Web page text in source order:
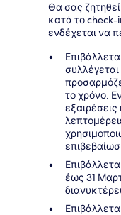
Θα σας
κατά το check-
ενδέχεται να
το χρόνο.
έως 31